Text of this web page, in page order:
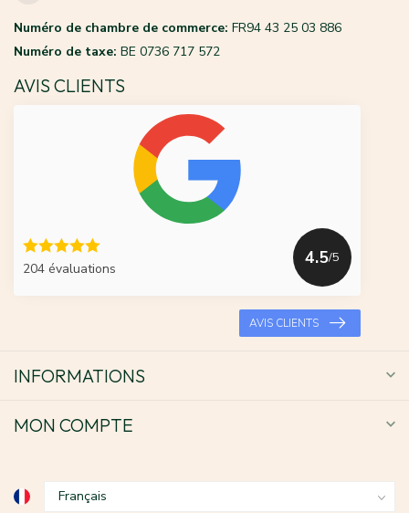
Numéro de chambre de commerce: FR94 43 25 03 886
Numéro de taxe: BE 0736 717 572
AVIS CLIENTS
204 évaluations
4.5/5
AVIS CLIENTS
INFORMATIONS
MON COMPTE